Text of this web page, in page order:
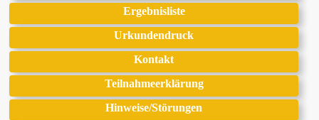
Ergebnisliste
Urkundendruck
Kontakt
Teilnahmeerklärung
Hinweise/Störungen